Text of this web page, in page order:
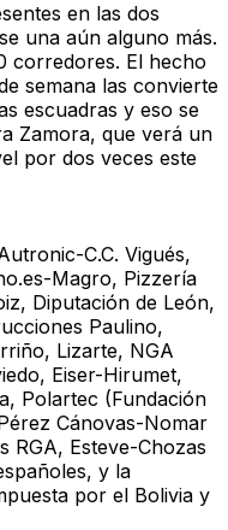
en las dos
una aún alguno más.
corredores. El hecho
semana las convierte
escuadras y eso se
Zamora, que verá un
por dos veces este
C.C. Vigués,
Magro, Pizzería
Diputación de León,
Paulino,
Lizarte, NGA
Eiser-Hirumet,
Polartec (Fundación
Cánovas-Nomar
RGA, Esteve-Chozas
y la
por el Bolivia y